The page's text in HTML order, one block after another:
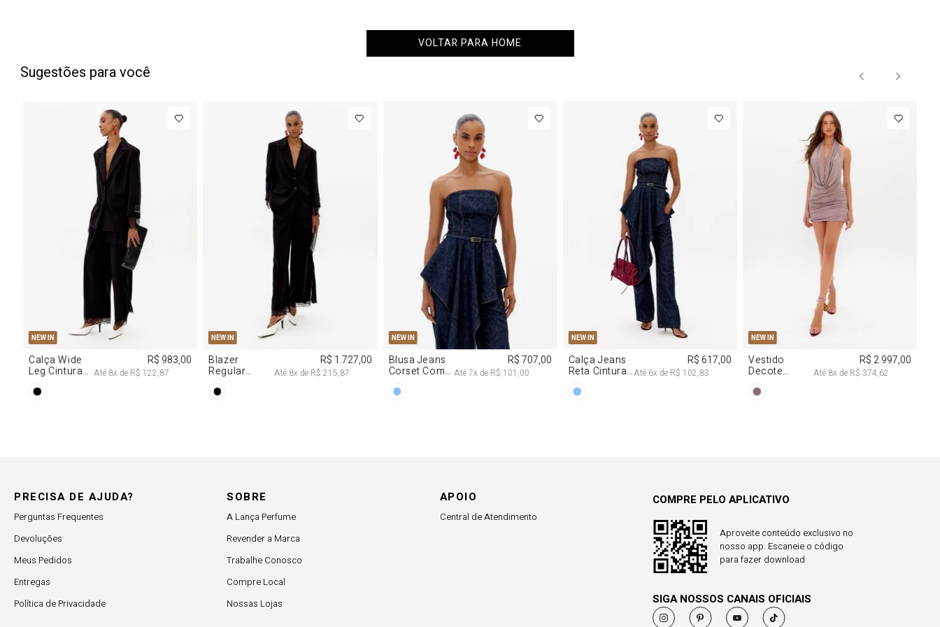
VOLTAR PARA HOME
Sugestões para você
NEW IN
PP P
Calça Wide
Leg Cintura
Renda
R$ 983,00
Até 8x deR$ 122,87
NEW IN
PP
Blazer
Regular
Com Renda
R$ 1.727,00
Até 8x deR$ 215,87
NEW IN
PP G
Blusa Jeans
Corset Com
R$ 707,00
Até7x deR$ 101,00
NEW IN
34 38 40
Calça Jeans
Reta Cintura
R$ 617,00
Até6x deR$ 102,83
NEW IN
PP
Vestido
Decote
Brilhos
R$ 2.997,00
Até 8x deR$ 374,62
PRECISA DE AJUDA?
Perguntas Frequentes
Devoluções
Meus Pedidos
Entregas
Política de Privacidade
SOBRE
A Lança Perfume
Revender a Marca
Trabalhe Conosco
Compre Local
Nossas Lojas
APOIO
Central de Atendimento
COMPRE PELO APLICATIVO
Aproveite conteúdo exclusivo no
nosso app. Escaneie o código
para fazer download
SIGA NOSSOS CANAIS OFICIAIS